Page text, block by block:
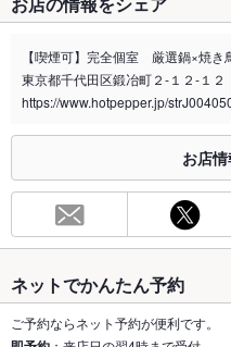
禁煙・喫煙
全席喫煙可
ります。
喫煙専用室 あり
※2020年4月1日～受動喫煙対策に関する法
お席
総席数 185席(広々とした個
最大宴会収
容人数
185人(広々とした個
個室 あり ：広々とした個
【喫煙可】完全個室 厳選鍋×焼き
東京都千代田区鍛冶町２-１２-１
https://www.hotpepper.jp/
お店
ネットでかんたん予約
ご予約ならネット予約が便利です。